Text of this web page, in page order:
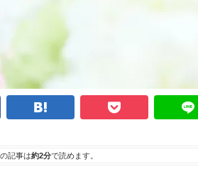
記事は約2分で読めます。